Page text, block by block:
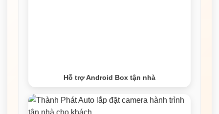
Hỗ trợ Android Box tận nhà